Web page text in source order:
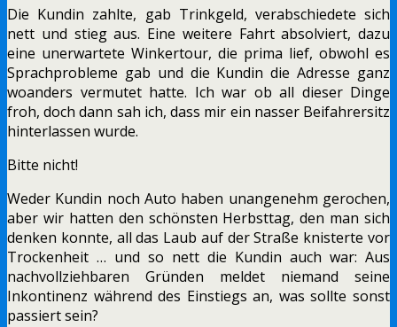
Die Kundin zahlte, gab Trinkgeld, verabschiedete sich
nett und stieg aus. Eine weitere Fahrt absolviert, dazu
eine unerwartete Winkertour, die prima lief, obwohl es
Sprachprobleme gab und die Kundin die Adresse ganz
woanders vermutet hatte. Ich war ob all dieser Dinge
froh, doch dann sah ich, dass mir ein nasser Beifahrersitz
hinterlassen wurde.
Bitte nicht!
Weder Kundin noch Auto haben unangenehm gerochen,
aber wir hatten den schönsten Herbsttag, den man sich
denken konnte, all das Laub auf der Straße knisterte vor
Trockenheit … und so nett die Kundin auch war: Aus
nachvollziehbaren Gründen meldet niemand seine
Inkontinenz während des Einstiegs an, was sollte sonst
passiert sein?